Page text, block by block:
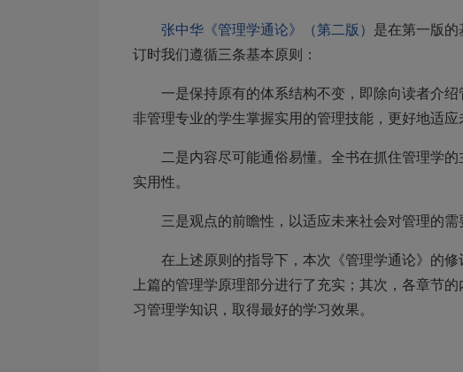
张中华《管理学通论》（第二版） 是在第一版
订时我们遵循三条基本原则：
一是保持原有的体系结构不变，即除向读者介
非管理专业的学生掌握实用的管理技能，更好地适应
二是内容尽可能通俗易懂。全书在抓住管理学
实用性。
三是观点的前瞻性，以适应未来社会对管理的需
在上述原则的指导下，本次《管理学通论》的
上篇的管理学原理部分进行了充实；其次，各章节
习管理学知识，取得最好的学习效果。